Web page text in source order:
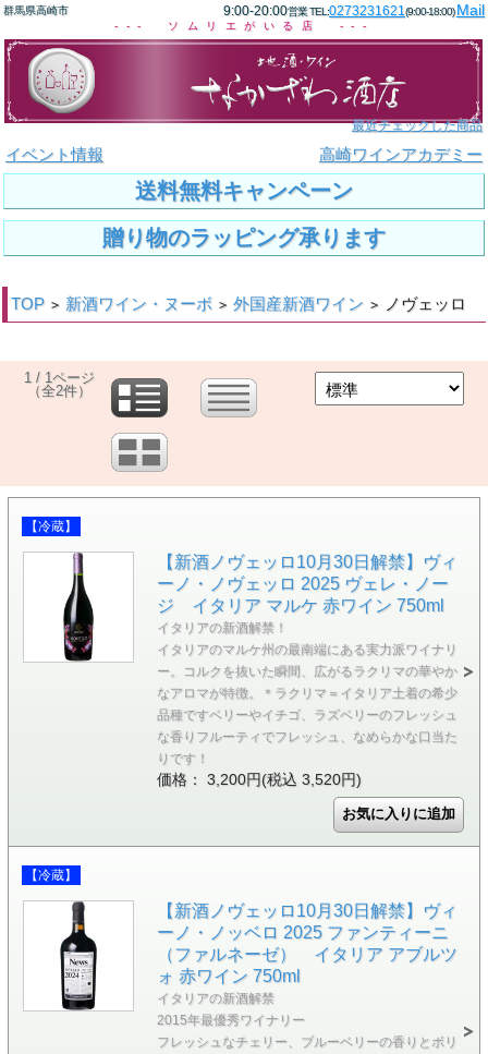
群馬県高崎市 9:00-20:00営業 TEL:0273231621(9:00-18:00)Mail
--- ソムリエがいる店 ---
最近チェックした商品
イベント情報 高崎ワインアカデミー
送料無料キャンペーン
贈り物のラッピング承ります
TOP > 新酒ワイン・ヌーボ > 外国産新酒ワイン > ノヴェッロ
1 / 1ページ
（全2件）
【冷蔵】
【新酒ノヴェッロ10月30日解禁】ヴィ
ーノ・ノヴェッロ 2025 ヴェレ・ノー
ジ イタリア マルケ 赤ワイン 750ml
イタリアの新酒解禁！
イタリアのマルケ州の最南端にある実力派ワイナリ
ー。コルクを抜いた瞬間、広がるラクリマの華やか
なアロマが特徴。＊ラクリマ＝イタリア土着の希少
品種ですベリーやイチゴ、ラズベリーのフレッシュ
な香りフルーティでフレッシュ、なめらかな口当た
りです！
価格： 3,200円(税込 3,520円)
【冷蔵】
【新酒ノヴェッロ10月30日解禁】ヴィ
ーノ・ノッベロ 2025 ファンティーニ
（ファルネーゼ） イタリア アブルツ
ォ 赤ワイン 750ml
イタリアの新酒解禁
2015年最優秀ワイナリー
フレッシュなチェリー、ブルーベリーの香りとボリ